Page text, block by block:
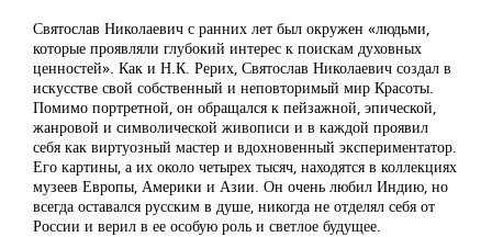
Святослав Николаевич с ранних лет был окружен «людьми,
которые проявляли глубокий интерес к поискам духовных
ценностей». Как и Н.К. Рерих, Святослав Николаевич создал в
искусстве свой собственный и неповторимый мир Красоты.
Помимо портретной, он обращался к пейзажной, эпической,
жанровой и символической живописи и в каждой проявил
себя как виртуозный мастер и вдохновенный экспериментатор.
Его картины, а их около четырех тысяч, находятся в коллекциях
музеев Европы, Америки и Азии. Он очень любил Индию, но
всегда оставался русским в душе, никогда не отделял себя от
России и верил в ее особую роль и светлое будущее.